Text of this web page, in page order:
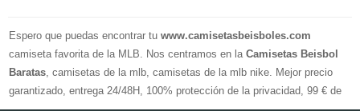
Espero que puedas encontrar tu www.camisetasbeisboles.com
camiseta favorita de la MLB. Nos centramos en la Camisetas Beisbol
Baratas, camisetas de la mlb, camisetas de la mlb nike. Mejor precio
garantizado, entrega 24/48H, 100% protección de la privacidad, 99 € de